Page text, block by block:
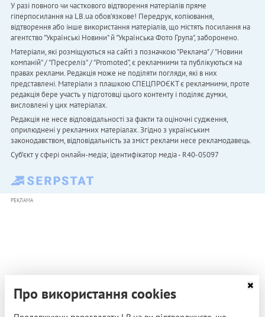
У разі повного чи часткового відтворення матеріалів пряме
гіперпосилання на LB.ua обов'язкове! Передрук, копіювання,
відтворення або інше використання матеріалів, що містять посилання на
агентство "Українськi Новини" й "Українська Фото Група", заборонено.
Матеріали, які розміщуються на сайті з позначкою "Реклама" / "Новини
компаній" / "Пресреліз" / "Promoted", є рекламними та публікуються на
правах реклами. Редакція може не поділяти погляди, які в них
представлені. Матеріали з плашкою СПЕЦПРОЄКТ є рекламними, проте
редакція бере участь у підготовці цього контенту і поділяє думки,
висловлені у цих матеріалах.
Редакція не несе відповідальності за факти та оціночні судження,
оприлюднені у рекламних матеріалах. Згідно з українським
законодавством, відповідальність за зміст реклами несе рекламодавець.
Cуб'єкт у сфері онлайн-медіа; ідентифікатор медіа - R40-05097
РЕКЛАМА
Про використання cookies